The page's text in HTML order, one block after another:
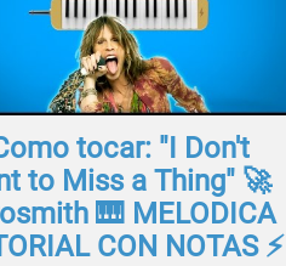
tocar: "I Don't
to Miss a Thing" 🚀
🎹 MELODICA
CON NOTAS ⚡